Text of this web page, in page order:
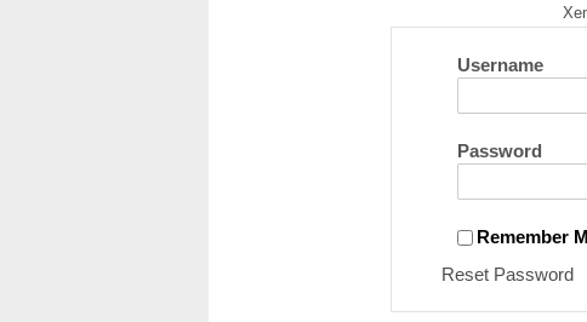
Username
Password
Remember
Reset Password